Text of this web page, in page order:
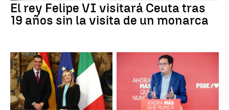
El rey Felipe VI visitará Ceuta tras
19 años sin la visita de un monarca